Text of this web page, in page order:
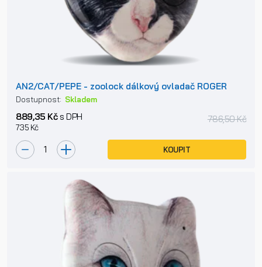
AN2/CAT/PEPE - zoolock dálkový ovladač ROGER
Dostupnost: Skladem
889,35 Kčs DPH
735 Kč
786,50 Kč
KOUPIT